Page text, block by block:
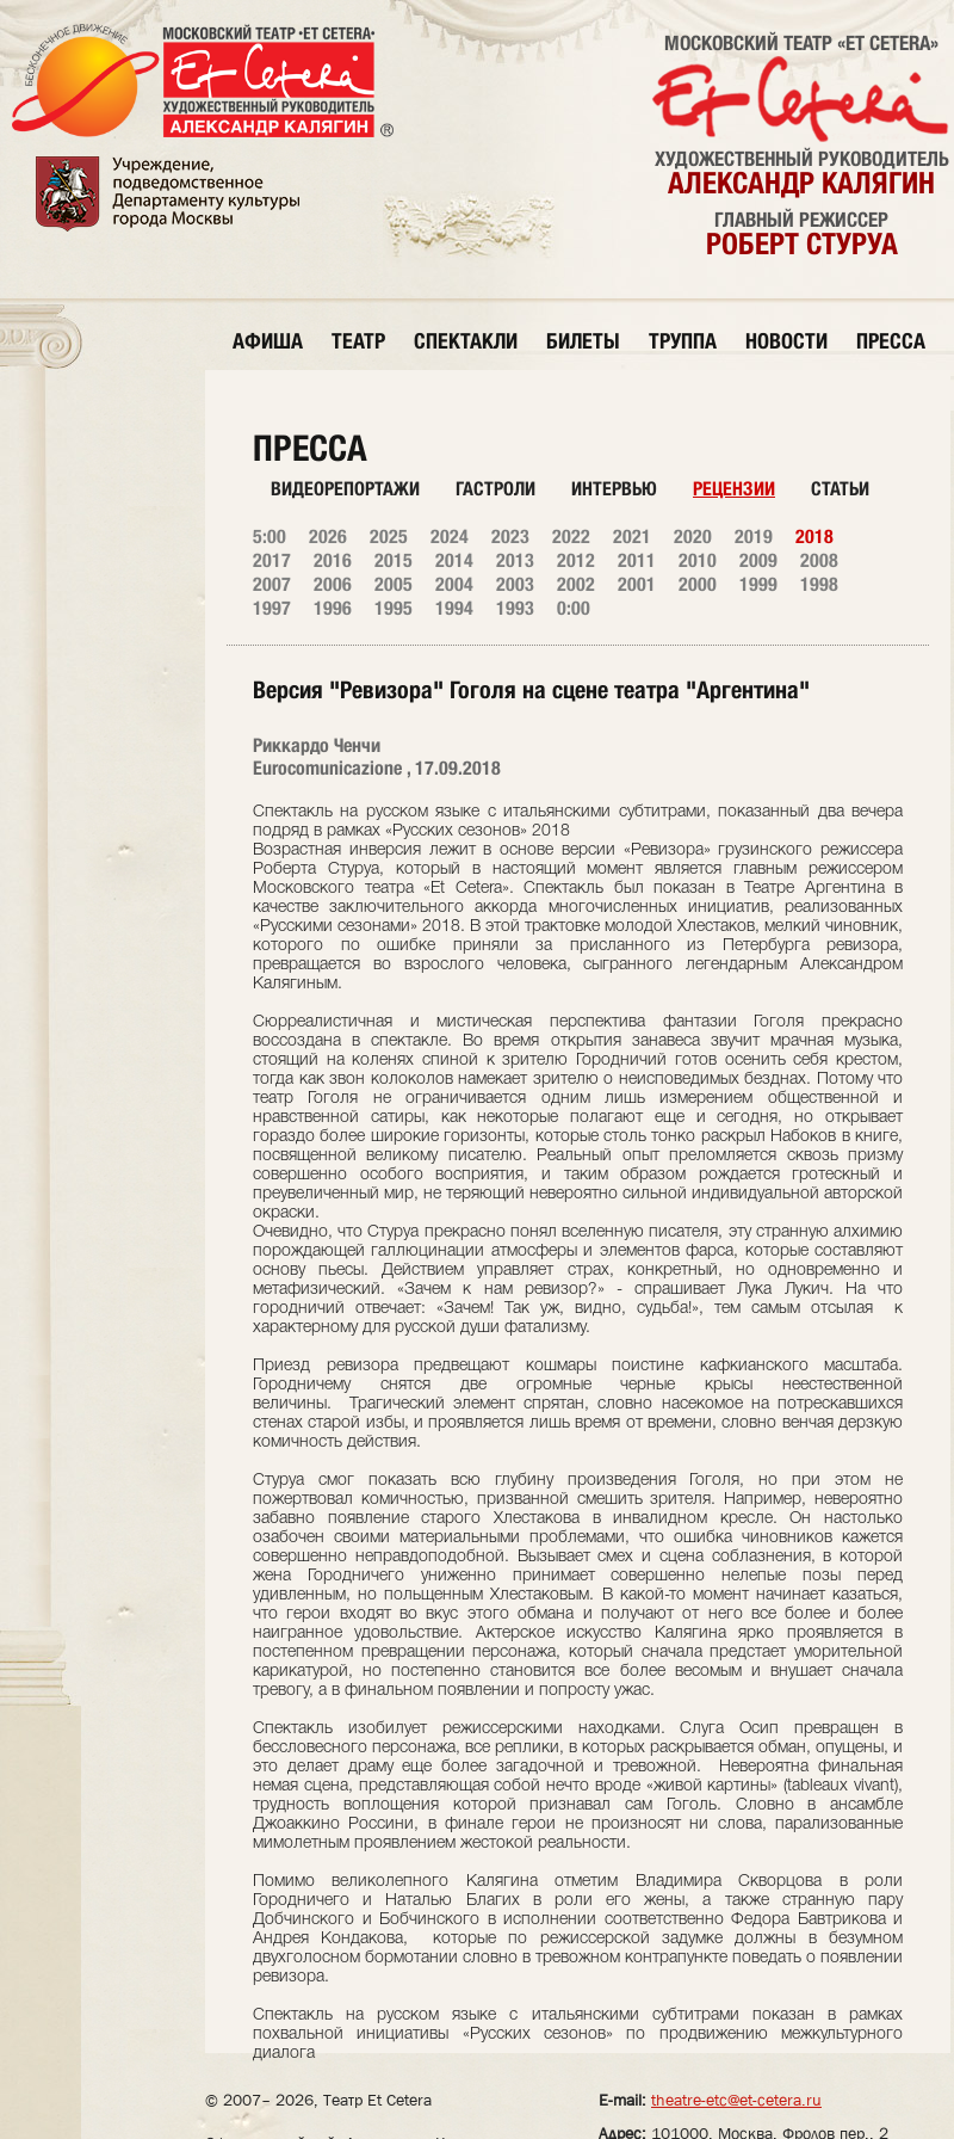
МОСКОВСКИЙ ТЕАТР «ET CETERA»
ХУДОЖЕСТВЕННЫЙ РУКОВОДИТЕЛЬ
АЛЕКСАНДР КАЛЯГИН
ГЛАВНЫЙ РЕЖИССЕР
РОБЕРТ СТУРУА
АФИША ТЕАТР СПЕКТАКЛИ БИЛЕТЫ ТРУППА НОВОСТИ ПРЕССА
ПРЕССА
ВИДЕОРЕПОРТАЖИ ГАСТРОЛИ ИНТЕРВЬЮ РЕЦЕНЗИИ СТАТЬИ
5:00 2026 2025 2024 2023 2022 2021 2020 2019
2018
2017
2016 2015 2014 2013 2012 2011 2010 2009
2008
2007
2006 2005 2004 2003 2002 2001 2000 1999
1998
1997
1996 1995 1994 1993 0:00
Версия "Ревизора" Гоголя на сцене театра "Аргентина"
Риккардо Ченчи
Eurocomunicazione , 17.09.2018
Спектакль на русском языке с итальянскими субтитрами, показанный два вечера
подряд в рамках «Русских сезонов» 2018
Возрастная инверсия лежит в основе версии «Ревизора» грузинского режиссера
Роберта Стуруа, который в настоящий момент является главным режиссером
Московского театра «Et Cetera». Спектакль был показан в Театре Аргентина в
качестве заключительного аккорда многочисленных инициатив, реализованных
«Русскими сезонами» 2018. В этой трактовке молодой Хлестаков, мелкий чиновник,
которого по ошибке приняли за присланного из Петербурга ревизора,
превращается во взрослого человека, сыгранного легендарным Александром
Калягиным.
Сюрреалистичная и мистическая перспектива фантазии Гоголя прекрасно
воссоздана в спектакле. Во время открытия занавеса звучит мрачная музыка,
стоящий на коленях спиной к зрителю Городничий готов осенить себя крестом,
тогда как звон колоколов намекает зрителю о неисповедимых безднах. Потому что
театр Гоголя не ограничивается одним лишь измерением общественной и
нравственной сатиры, как некоторые полагают еще и сегодня, но открывает
гораздо более широкие горизонты, которые столь тонко раскрыл Набоков в книге,
посвященной великому писателю. Реальный опыт преломляется сквозь призму
совершенно особого восприятия, и таким образом рождается гротескный и
преувеличенный мир, не теряющий невероятно сильной индивидуальной авторской
окраски.
Очевидно, что Стуруа прекрасно понял вселенную писателя, эту странную алхимию
порождающей галлюцинации атмосферы и элементов фарса, которые составляют
основу пьесы. Действием управляет страх, конкретный, но одновременно и
метафизический. «Зачем к нам ревизор?» - спрашивает Лука Лукич. На что
городничий отвечает: «Зачем! Так уж, видно, судьба!», тем самым отсылая к
характерному для русской души фатализму.
Приезд ревизора предвещают кошмары поистине кафкианского масштаба.
Городничему снятся две огромные черные крысы неестественной
величины. Трагический элемент спрятан, словно насекомое на потрескавшихся
стенах старой избы, и проявляется лишь время от времени, словно венчая дерзкую
комичность действия.
Стуруа смог показать всю глубину произведения Гоголя, но при этом не
пожертвовал комичностью, призванной смешить зрителя. Например, невероятно
забавно появление старого Хлестакова в инвалидном кресле. Он настолько
озабочен своими материальными проблемами, что ошибка чиновников кажется
совершенно неправдоподобной. Вызывает смех и сцена соблазнения, в которой
жена Городничего униженно принимает совершенно нелепые позы перед
удивленным, но польщенным Хлестаковым. В какой-то момент начинает казаться,
что герои входят во вкус этого обмана и получают от него все более и более
наигранное удовольствие. Актерское искусство Калягина ярко проявляется в
постепенном превращении персонажа, который сначала предстает уморительной
карикатурой, но постепенно становится все более весомым и внушает сначала
тревогу, а в финальном появлении и попросту ужас.
Спектакль изобилует режиссерскими находками. Слуга Осип превращен в
бессловесного персонажа, все реплики, в которых раскрывается обман, опущены, и
это делает драму еще более загадочной и тревожной. Невероятна финальная
немая сцена, представляющая собой нечто вроде «живой картины» (tableaux vivant),
трудность воплощения которой признавал сам Гоголь. Словно в ансамбле
Джоаккино Россини, в финале герои не произносят ни слова, парализованные
мимолетным проявлением жестокой реальности.
Помимо великолепного Калягина отметим Владимира Скворцова в роли
Городничего и Наталью Благих в роли его жены, а также странную пару
Добчинского и Бобчинского в исполнении соответственно Федора Бавтрикова и
Андрея Кондакова, которые по режиссерской задумке должны в безумном
двухголосном бормотании словно в тревожном контрапункте поведать о появлении
ревизора.
Спектакль на русском языке с итальянскими субтитрами показан в рамках
похвальной инициативы «Русских сезонов» по продвижению межкультурного
диалога
© 2007– 2026, Театр Et Cetera
E-mail: theatre-etc@et-cetera.ru
Адрес: 101000, Москва, Фролов пер., 2